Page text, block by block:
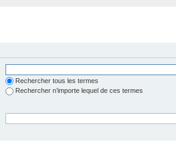
Rechercher tous les termes
Rechercher n’importe lequel de ces termes